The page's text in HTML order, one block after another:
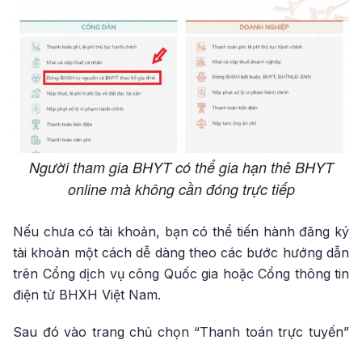
Người tham gia BHYT có thể gia hạn thẻ BHYT
online mà không cần đóng trực tiếp
Nếu chưa có tài khoản, bạn có thể tiến hành đăng ký
tài khoản một cách dễ dàng theo các bước hướng dẫn
trên Cổng dịch vụ công Quốc gia hoặc Cổng thông tin
điện tử BHXH Việt Nam.
Sau đó vào trang chủ chọn “Thanh toán trực tuyến”